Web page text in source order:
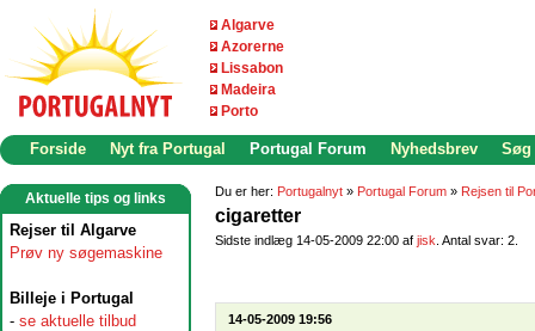
Algarve
Azorerne
Lissabon
Madeira
Porto
Forside Nyt fra Portugal Portugal Forum Nyhedsbrev Søg
Aktuelle tips og links
Rejser til Algarve
Prøv ny søgemaskine
Billeje i Portugal
- se aktuelle tilbud
Du er her: Portugalnyt » Portugal Forum » Rejsen til
cigaretter
Sidste indlæg 14-05-2009 22:00 af jisk . Antal svar: 2.
14-05-2009 19:56